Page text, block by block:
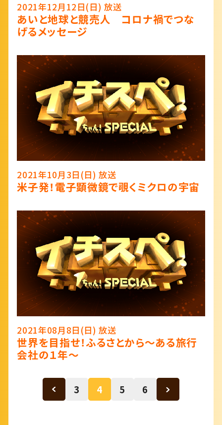
2021年12月12日(日) 放送
あいと地球と競売人 コロナ禍でつな
げるメッセージ
2021年10月3日(日) 放送
米子発！電子顕微鏡で覗くミクロの宇宙
2021年08月8日(日) 放送
世界を目指せ！ふるさとから～ある旅行
会社の１年～
3 4 5 6